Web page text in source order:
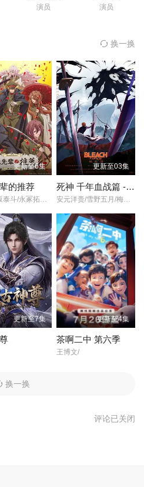
第30集
32集 第33集
第35集 第36集
38集 第39集
44集 第45集
47集 第48集
50集 第51集
53集 第54集
第56集 第57集
由里子
钢之助
水淳儿
境宗久
元宏彰
峰达也
内重保
塚隆史
泽幸男
贼王》百度云网盘资源以及《海贼
能喜欢！
留下关于其毕生的财富“One Piec
海盗们为了这笔传说中的巨额财
断交替，整个世界进入了动荡混乱
海盗。为了达成这个目标，并找到
索普、香吉、罗宾等一众性格各异
演员 演员
换一换
更新至6集
的推荐
更新至03集
死神 千年血战篇 -祸进谭
安元洋贵/雪野五月/梅原裕一郎/立木文彦/樫井笙人/稻田彻/大塚明夫/高木涉/桑岛法子/伊藤健太郎/杉田智和/丰口惠美/菅生隆之/三木真一郎/朴璐美/折笠富美子/森田成一/市来光弘/武内骏辅/置鲇龙太郎/Noriaki/Sugiyama/小山刚志/诹访部顺一/小野坂昌也/松冈由贵/石川英郎/速水奖/长嶝高士/高木礼子/清都亚里沙/石冢小夜里/
更新至7集 更新至4集
茶啊二中 第六季
王博文/
换一换
评论已关闭